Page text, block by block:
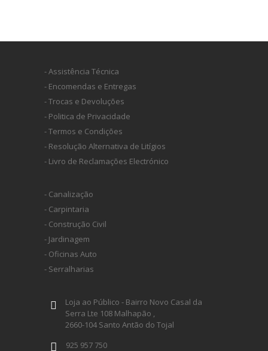
- Assistência Técnica
- Encomendas e Entregas
- Trocas e Devoluções
- Politica de Privacidade
- Termos e Condições
- Resolução Alternativa de Litígios
- Livro de Reclamações Electrónico
- Canalização
- Carpintaria
- Construção Civil
- Jardinagem
- Oficinas Auto
- Serralharias
Loja ao Público - Bairro Novo Casal da
Serra Lte 108 Malhapão ,
2660-104 Santo Antão do Tojal
925 957 750